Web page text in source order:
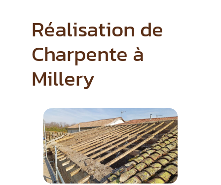
Réalisation de
Charpente à
Millery